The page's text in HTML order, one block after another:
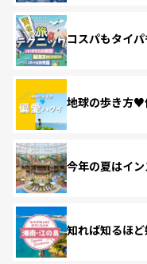
コスパもタイ
地球の歩き方♥
今年の夏はイン
知れば知るほ